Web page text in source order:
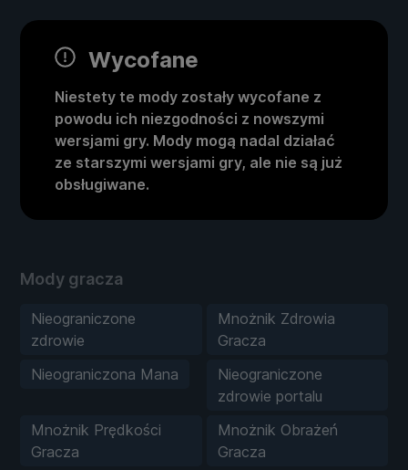
Wycofane
Niestety te mody zostały wycofane z
powodu ich niezgodności z nowszymi
wersjami gry. Mody mogą nadal działać
ze starszymi wersjami gry, ale nie są już
obsługiwane.
Mody gracza
Nieograniczone
zdrowie
Mnożnik Zdrowia
Gracza
Nieograniczona Mana
Nieograniczone
zdrowie portalu
Mnożnik Prędkości
Gracza
Mnożnik Obrażeń
Gracza